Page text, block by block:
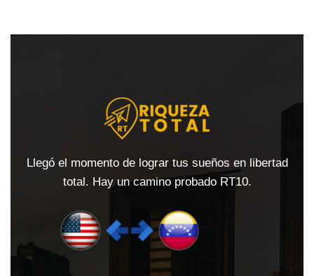
Llegó el momento de lograr tus sueños en libertad
total. Hay un camino probado RT10.